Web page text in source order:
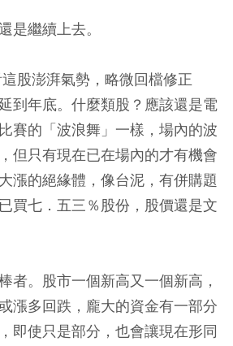
是繼續上去。
股澎湃氣勢，略微回檔修正
到年底。什麼類股？應該還是電
賽的「波浪舞」一樣，場內的波
但只有現在已在場內的才有機會
漲的絕緣體，像台泥，有併購題
買七．五三％股份，股價還是文
者。股市一個新高又一個新高，
漲多回跌，龐大的資金有一部分
即使只是部分，也會讓現在形同